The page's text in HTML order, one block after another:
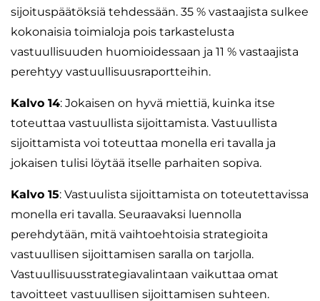
sijoituspäätöksiä tehdessään. 35 % vastaajista sulkee
kokonaisia toimialoja pois tarkastelusta
vastuullisuuden huomioidessaan ja 11 % vastaajista
perehtyy vastuullisuusraportteihin.
Kalvo 14: Jokaisen on hyvä miettiä, kuinka itse
toteuttaa vastuullista sijoittamista. Vastuullista
sijoittamista voi toteuttaa monella eri tavalla ja
jokaisen tulisi löytää itselle parhaiten sopiva.
Kalvo 15: Vastuulista sijoittamista on toteutettavissa
monella eri tavalla. Seuraavaksi luennolla
perehdytään, mitä vaihtoehtoisia strategioita
vastuullisen sijoittamisen saralla on tarjolla.
Vastuullisuusstrategiavalintaan vaikuttaa omat
tavoitteet vastuullisen sijoittamisen suhteen.